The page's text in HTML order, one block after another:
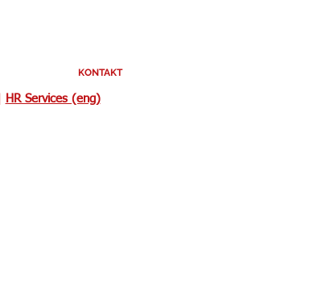
KONTAKT
HR Services (eng)